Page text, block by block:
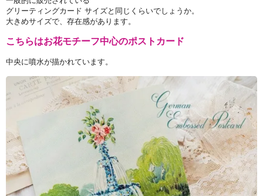
グリーティングカード サイズと同じくらいでしょうか。
大きめサイズで、存在感があります。
こちらはお花モチーフ中心のポストカード
中央に噴水が描かれています。